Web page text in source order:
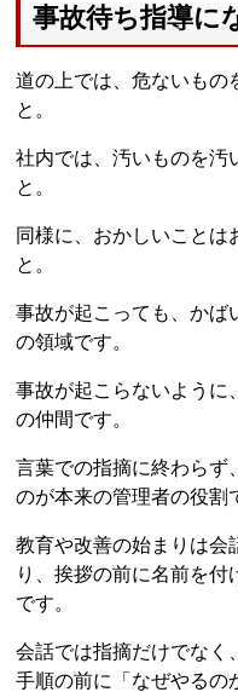
事故待ち指導に
道の上では、危ないもの
と。
社内では、汚いものを汚
と。
同様に、おかしいことは
と。
事故が起こっても、かば
の領域です。
事故が起こらないように
の仲間です。
言葉での指摘に終わらず
のが本来の管理者の役割
教育や改善の始まりは会
り、挨拶の前に名前を付
です。
会話では指摘だけでなく
手順の前に「なぜやるの